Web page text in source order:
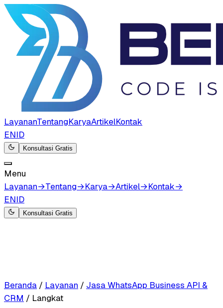
LayananTentangKaryaArtikelKontak
ENID
Konsultasi Gratis
Menu
Layanan→Tentang→Karya→Artikel→Kontak→
ENID
Konsultasi Gratis
Beranda / Layanan / Jasa WhatsApp Business API &
CRM / Langkat